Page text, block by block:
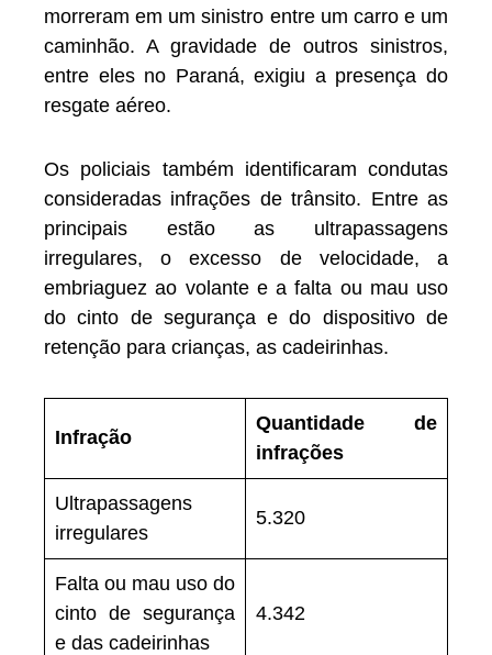
morreram em um sinistro entre um carro e um
caminhão. A gravidade de outros sinistros,
entre eles no Paraná, exigiu a presença do
resgate aéreo.
Os policiais também identificaram condutas
consideradas infrações de trânsito. Entre as
principais estão as ultrapassagens
irregulares, o excesso de velocidade, a
embriaguez ao volante e a falta ou mau uso
do cinto de segurança e do dispositivo de
retenção para crianças, as cadeirinhas.
Infração
Quantidade de
infrações
Ultrapassagens
irregulares
5.320
Falta ou mau uso do
cinto de segurança
e das cadeirinhas
4.342